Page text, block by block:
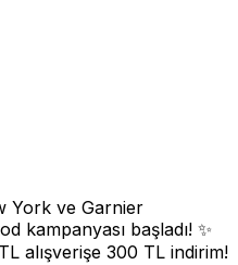
York ve Garnier
kampanyası başladı! ✨
alışverişe 300 TL indirim!